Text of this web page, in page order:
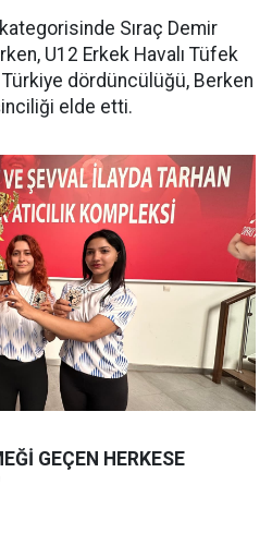
Sıraç Demir
U12 Erkek Havalı Tüfek
dördüncülüğü, Berken
elde etti.
GEÇEN HERKESE